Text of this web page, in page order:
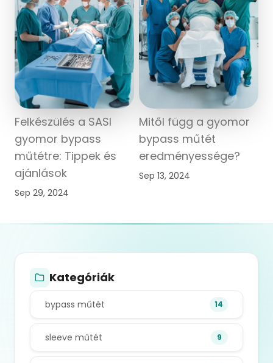
Felkészülés a SASI
gyomor bypass
műtétre: Tippek és
ajánlások
Sep 29, 2024
Mitől függ a gyomor
bypass műtét
eredményessége?
Sep 13, 2024
Kategóriák
bypass műtét 14
sleeve műtét 9